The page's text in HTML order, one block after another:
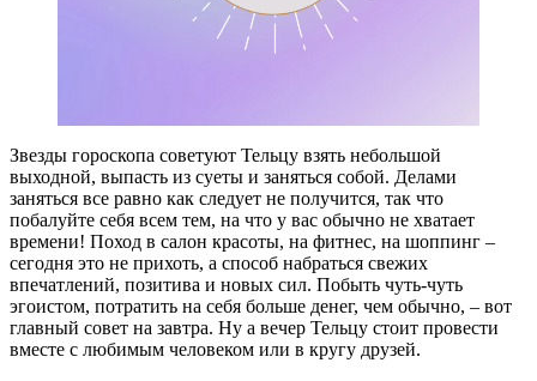
Звезды гороскопа советуют Тельцу взять небольшой
выходной, выпасть из суеты и заняться собой. Делами
заняться все равно как следует не получится, так что
побалуйте себя всем тем, на что у вас обычно не хватает
времени! Поход в салон красоты, на фитнес, на шоппинг –
сегодня это не прихоть, а способ набраться свежих
впечатлений, позитива и новых сил. Побыть чуть-чуть
эгоистом, потратить на себя больше денег, чем обычно, – вот
главный совет на завтра. Ну а вечер Тельцу стоит провести
вместе с любимым человеком или в кругу друзей.